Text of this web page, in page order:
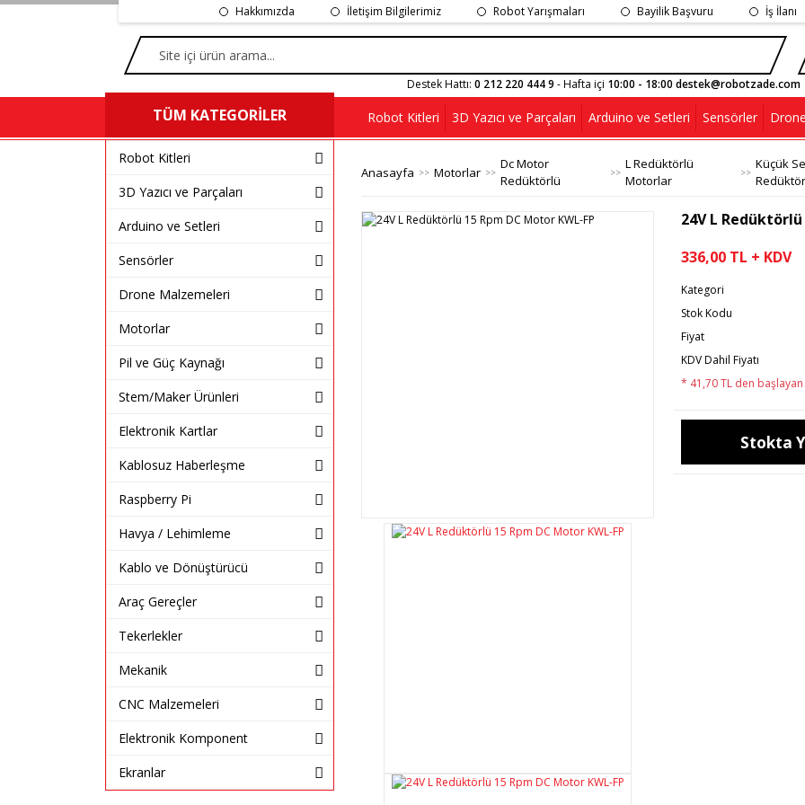
Hakkımızda İletişim Bilgilerimiz Robot Yarışmaları Bayilik Başvuru İş İlanı
Destek Hattı: 0 212 220 444 9 - Hafta içi 10:00 - 18:00 destek@robotzade.com
TÜM KATEGORİLER Robot Kitleri 3D Yazıcı ve Parçaları Arduino ve Setleri Sensörler
Robot Kitleri
3D Yazıcı ve Parçaları
Arduino ve Setleri
Sensörler
Drone Malzemeleri
Motorlar
Pil ve Güç Kaynağı
Stem/Maker Ürünleri
Elektronik Kartlar
Kablosuz Haberleşme
Raspberry Pi
Havya / Lehimleme
Kablo ve Dönüştürücü
Araç Gereçler
Tekerlekler
Mekanik
CNC Malzemeleri
Elektronik Komponent
Ekranlar
Anasayfa Motorlar
Dc Motor
Redüktörlü
L Redüktörlü
Motorlar
Küçük
Redüktör
24V L Redüktörlü
336,00 TL + KDV
Kategori
Stok Kodu
Fiyat
KDV Dahil Fiyatı
* 41,70 TL den
Stokta